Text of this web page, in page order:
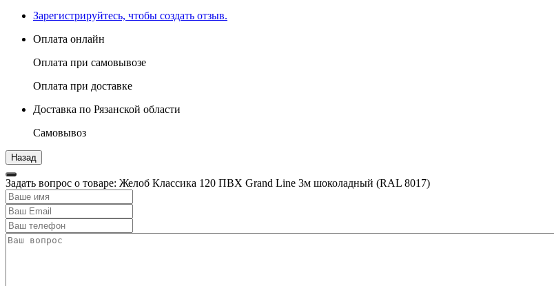
Зарегистрируйтесь, чтобы создать отзыв.
Оплата онлайн
Оплата при самовывозе
Оплата при доставке
Доставка по Рязанской области
Самовывоз
Задать вопрос о товаре: Желоб Классика 120 ПВХ Grand Line 3м шоколадный (RAL 8017)